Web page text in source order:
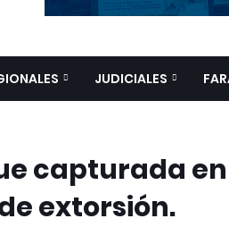
JUDICIALES
capturada
extorsión.